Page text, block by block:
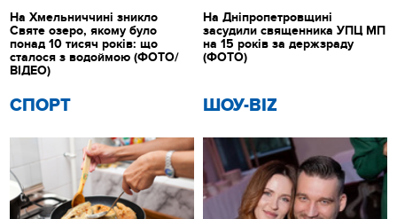
СПОРТ ШОУ-BIZ
На Хмельниччині зникло
Святе озеро, якому було
понад 10 тисяч років: що
сталося з водоймою (ФОТО/
ВІДЕО)
На Дніпропетровщині
засудили священника УПЦ МП
на 15 років за держзраду
(ФОТО)